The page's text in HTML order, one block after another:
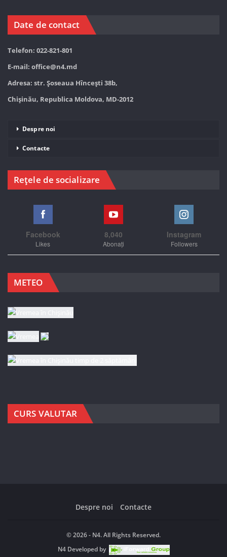
Date de contact
Telefon: 022-821-801
E-mail: office@n4.md
Adresa: str. Șoseaua Hînceşti 38b,
Chișinău, Republica Moldova, MD-2012
Despre noi
Contacte
Rețele de socializare
Facebook
Likes
8,040
Abonați
Instagram
Followers
METEO
CURS VALUTAR
Despre noi Contacte
© 2026 - N4. All Rights Reserved.
N4Developed by